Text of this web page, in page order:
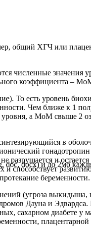
doc, docx) и до 2мб
общий ХГЧ или
численные значения
коэффициента –
То есть уровень
Чем ближе к 1
уровня, а МоМ свыше 2
в
разрушается и
способствует
беременности.
(угроза выкидыша,
Дауна и
сахарном диабете у
плацентарной